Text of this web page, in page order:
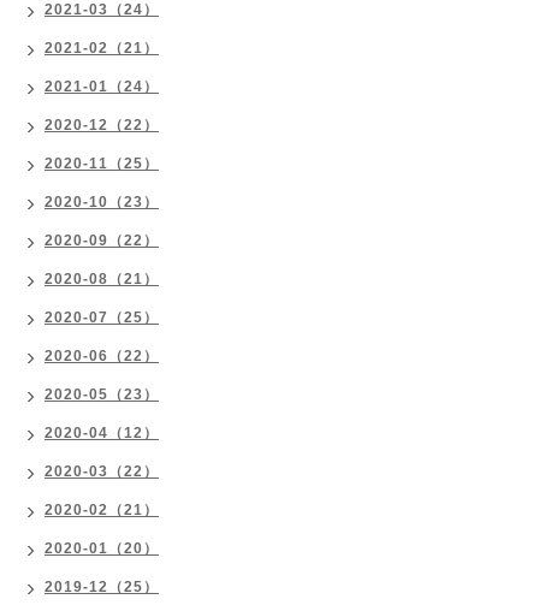
2021-03（24）
2021-02（21）
2021-01（24）
2020-12（22）
2020-11（25）
2020-10（23）
2020-09（22）
2020-08（21）
2020-07（25）
2020-06（22）
2020-05（23）
2020-04（12）
2020-03（22）
2020-02（21）
2020-01（20）
2019-12（25）